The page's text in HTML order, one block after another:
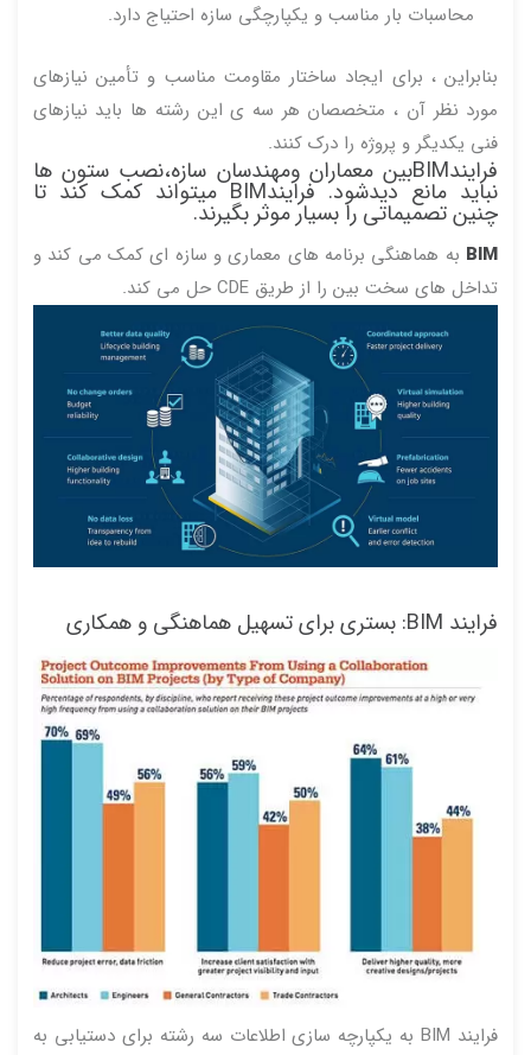
محاسبات بار مناسب و یکپارچگی سازه احتیاج دارد.
بنابراین ، برای ایجاد ساختار مقاومت مناسب و تأمین نیازهای
مورد نظر آن ، متخصصان هر سه ی این رشته ها باید نیازهای
فنی یکدیگر و پروژه را درک کنند.
فرایندBIMبین معماران ومهندسان سازه،ن صب ستون ها
نباید مانع دیدشود. فرایندBIM میتواند کمک کند تا
چنین تصمیماتی را بسیار موثر بگیرند.
BIM به هماهنگی برنامه های معماری و سازه ای کمک می کند و
تداخل های سخت بین را از طریق CDE حل می کند.
فرایند BIM: بستری برای تسهیل هماهنگی و همکاری
فرایند BIM به یکپارچه سازی اطلاعات سه رشته برای دستیابی به